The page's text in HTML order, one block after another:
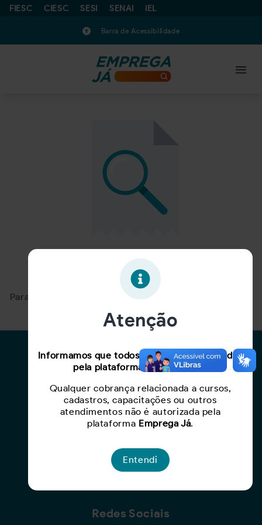
FIESC CIESC SESI SENAI IEL
Barra de Acessibilidade
Oportunidade expirada!
Para ver mais, acesse a páginaBuscar Oportunidades.
Para Candidatos
Cadastro de Currículo
Capacite-se
Criar Oportunidade
Redes Sociais
Atenção
Informamos que todos os serviços oferecidos
pela plataforma são gratuitos.
Qualquer cobrança relacionada a cursos,
cadastros, capacitações ou outros
atendimentos não é autorizada pela
plataforma Emprega Já.
Entendi